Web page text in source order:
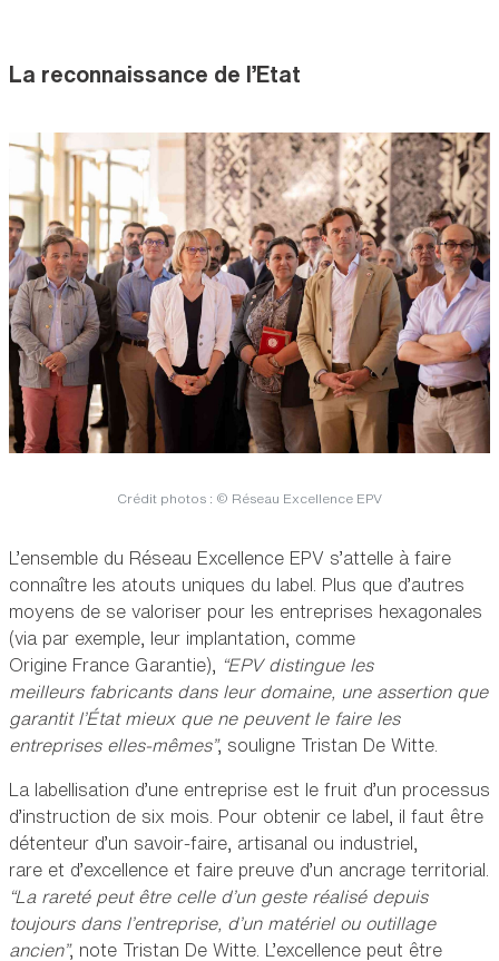
La reconnaissance de l’Etat
Crédit photos : © Réseau Excellence EPV
L’ensemble du Réseau Excellence EPV s’attelle à faire
connaître les atouts uniques du label. Plus que d’autres
moyens de se valoriser pour les entreprises hexagonales
(via par exemple, leur implantation, comme
Origine France Garantie), “EPV distingue les
meilleurs fabricants dans leur domaine, une assertion que
garantit l’État mieux que ne peuvent le faire les
entreprises elles-mêmes”, souligne Tristan De Witte.
La labellisation d’une entreprise est le fruit d’un processus
d’instruction de six mois. Pour obtenir ce label, il faut être
détenteur d’un savoir-faire, artisanal ou industriel,
rare et d’excellence et faire preuve d’un ancrage territorial.
“La rareté peut être celle d’un geste réalisé depuis
toujours dans l’entreprise, d’un matériel ou outillage
ancien”, note Tristan De Witte. L’excellence peut être